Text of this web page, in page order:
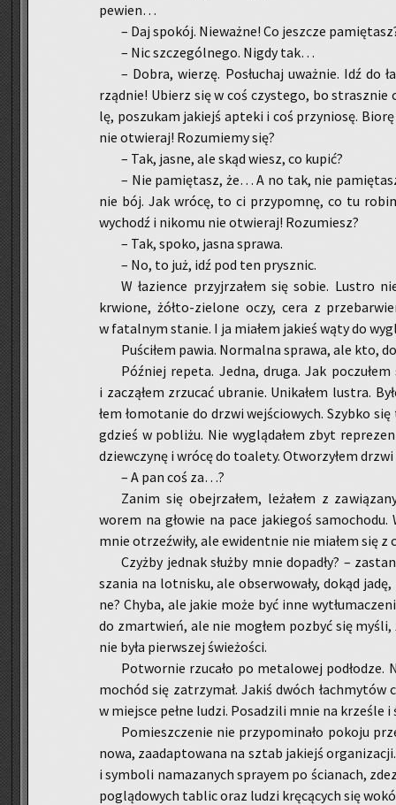
pe­wien…
– Daj spo­kój. Nie­waż­ne! Co jesz­cze
– Nic szcze­gól­ne­go. Nigdy tak…
– Dobra, wie­rzę. Po­słu­chaj uważ­nie. Idź do
rząd­nie! Ubierz się w coś czy­ste­go, bo
lę, po­szu­kam ja­kiejś ap­te­ki i coś przy­nio­sę.
nie otwie­raj! Ro­zu­mie­my się?
– Tak, jasne, ale skąd wiesz, co kupić?
– Nie pa­mię­tasz, że… A no tak, nie
nie bój. Jak wrócę, to ci przy­po­mnę, co tu
wy­chodź i ni­ko­mu nie otwie­raj! Ro­zu­miesz?
– Tak, spoko, jasna spra­wa.
– No, to już, idź pod ten prysz­nic.
W ła­zien­ce przyj­rza­łem się sobie. Lu­stro
krwio­ne, żół­to-zie­lo­ne oczy, cera z
w fa­tal­nym sta­nie. I ja mia­łem ja­kieś wąty do
Pu­ści­łem pawia. Nor­mal­na spra­wa, ale kto,
Póź­niej re­pe­ta. Jedna, druga. Jak
i za­czą­łem zrzu­cać ubra­nie. Uni­ka­łem lu­stra.
łem ło­mo­ta­nie do drzwi wej­ścio­wych. Szyb­ko
gdzieś w po­bli­żu. Nie wy­glą­da­łem zbyt
dziew­czy­nę i wrócę do to­a­le­ty. Otwo­rzy­łem
– A pan coś za…?
Zanim się obej­rza­łem, le­ża­łem z
worem na gło­wie na pace ja­kie­goś
mnie otrzeź­wi­ły, ale ewi­dent­nie nie mia­łem się z
Czyż­by jed­nak służ­by mnie do­pa­dły? –
sza­nia na lot­ni­sku, ale ob­ser­wo­wa­ły, dokąd
ne? Chyba, ale jakie może być inne
do zmar­twień, ale nie mo­głem po­zbyć się
nie była pierw­szej świe­żo­ści.
Po­twor­nie rzu­ca­ło po me­ta­lo­wej pod­ło­dze.
mo­chód się za­trzy­mał. Jakiś dwóch łach­my­tów
w miej­sce pełne ludzi. Po­sa­dzi­li mnie na krze­śle i
Po­miesz­cze­nie nie przy­po­mi­na­ło po­ko­ju
no­wa, za­adap­to­wa­na na sztab ja­kiejś or­ga­ni­za­cji.
i sym­bo­li na­ma­za­nych spray­em po ścia­nach,
po­glą­do­wych ta­blic oraz ludzi krę­cą­cych się